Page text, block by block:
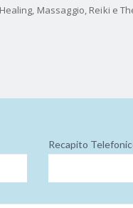
Massaggio, Reiki e
Recapito